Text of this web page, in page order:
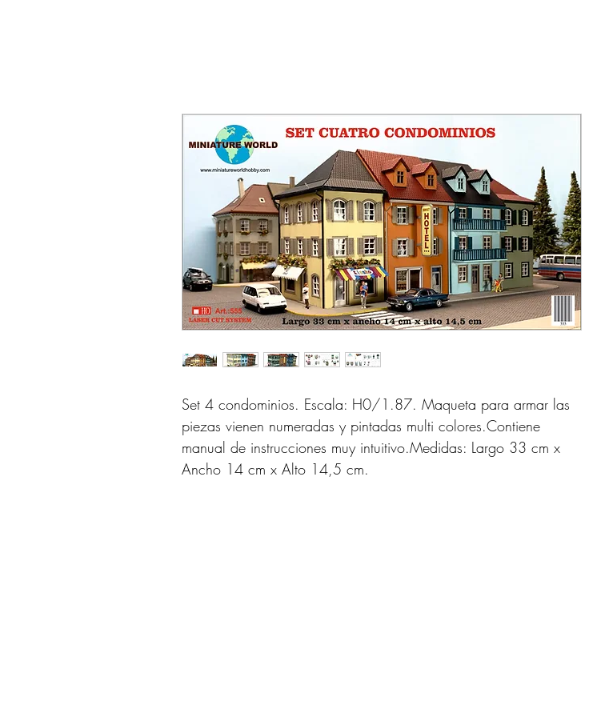
Set 4 condominios. Escala: H0/1.87. Maqueta para armar las
piezas vienen numeradas y pintadas multi colores.Contiene
manual de instrucciones muy intuitivo.Medidas: Largo 33 cm x
Ancho 14 cm x Alto 14,5 cm.